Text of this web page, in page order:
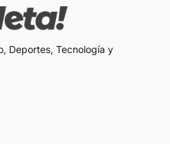
Deportes, Tecnología y